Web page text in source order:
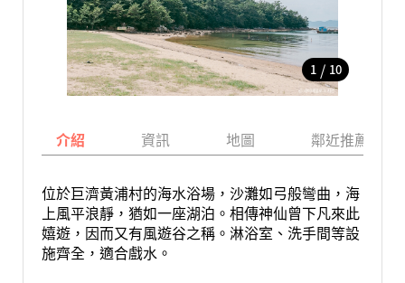
1 / 10
介紹 資訊 地圖 鄰近推薦景點
位於巨濟黃浦村的海水浴場，沙灘如弓般彎曲，海
上風平浪靜，猶如一座湖泊。相傳神仙曾下凡來此
嬉遊，因而又有風遊谷之稱。淋浴室、洗手間等設
施齊全，適合戲水。